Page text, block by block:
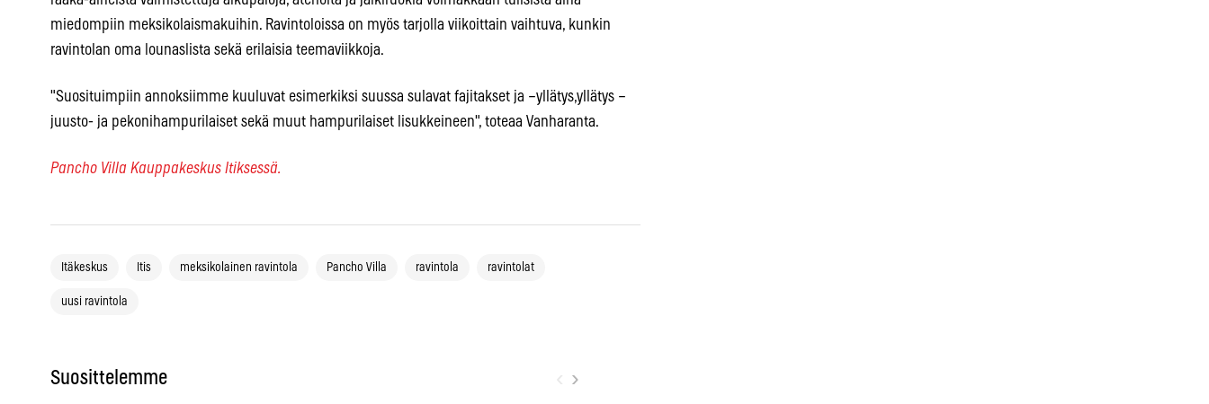
miedompiin meksikolaismakuihin. Ravintoloissa on myös tarjolla viikoittain vaihtuva, kunkin
ravintolan oma lounaslista sekä erilaisia teemaviikkoja.
"Suosituimpiin annoksiimme kuuluvat esimerkiksi suussa sulavat fajitakset ja –yllätys,yllätys –
juusto- ja pekonihampurilaiset sekä muut hampurilaiset lisukkeineen", toteaa Vanharanta.
Pancho Villa Kauppakeskus Itiksessä.
Itäkeskus Itis meksikolainen ravintola Pancho Villa ravintola ravintolat
uusi ravintola
Suosittelemme ›